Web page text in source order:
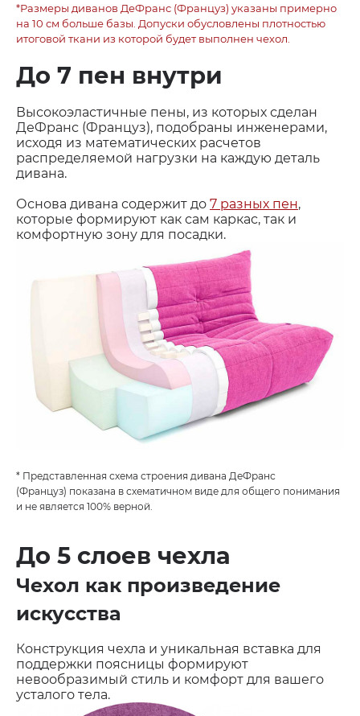
*Размеры диванов ДеФранс (Француз) указаны примерно
на 10 см больше базы. Допуски обусловлены плотностью
итоговой ткани из которой будет выполнен чехол.
До 7 пен внутри
Высокоэластичные пены, из которых сделан
ДеФранс (Француз), подобраны инженерами,
исходя из математических расчетов
распределяемой нагрузки на каждую деталь
дивана.
Основа дивана содержит до 7 разных пен,
которые формируют как сам каркас, так и
комфортную зону для посадки.
* Представленная схема строения дивана ДеФранс
(Француз) показана в схематичном виде для общего понимания
и не является 100% верной.
До 5 слоев чехла
Чехол как произведение
искусства
Конструкция чехла и уникальная вставка для
поддержки поясницы формируют
невообразимый стиль и комфорт для вашего
усталого тела.